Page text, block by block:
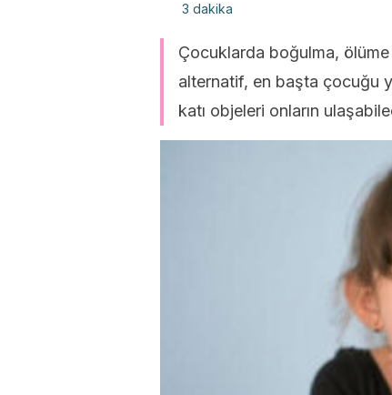
3 dakika
Çocuklarda boğulma,
alternatif, en başta çocuğu
katı objeleri onların